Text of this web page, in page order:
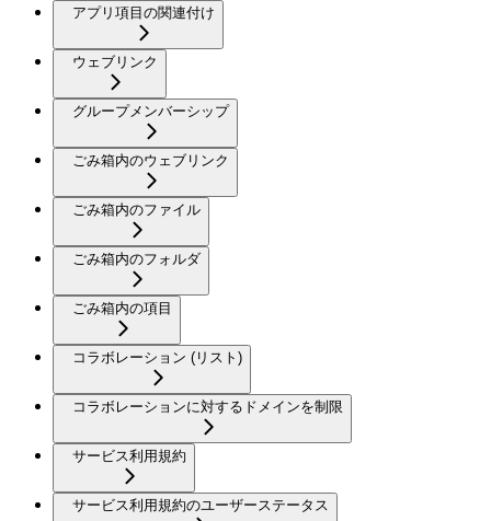
アプリ項目の関連付け
ウェブリンク
グループメンバーシップ
ごみ箱内のウェブリンク
ごみ箱内のファイル
ごみ箱内のフォルダ
ごみ箱内の項目
コラボレーション (リスト)
コラボレーションに対するドメインを制限
サービス利用規約
サービス利用規約のユーザーステータス